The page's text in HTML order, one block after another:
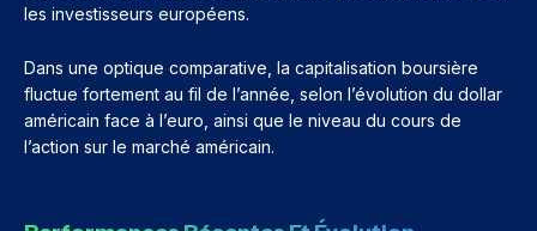
les investisseurs européens.
Dans une optique comparative, la capitalisation boursière
fluctue fortement au fil de l’année, selon l’évolution du dollar
américain face à l’euro, ainsi que le niveau du cours de
l’action sur le marché américain.